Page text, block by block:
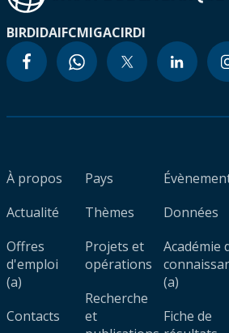
BIRDIDAIFCMIGACIRDI
À propos
Actualité
Offres
d'emploi
(a)
Contacts
Pays
Thèmes
Projets et
opérations
Recherche
et
Données
Académie
(a)
Fiche de